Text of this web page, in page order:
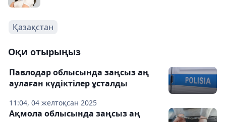
Қазақстан
Оқи отырыңыз
11:04, 04 желтоқсан 2025
Павлодар облысында заңсыз аң
аулаған күдіктілер ұсталды
Ақмола облысында заңсыз аң